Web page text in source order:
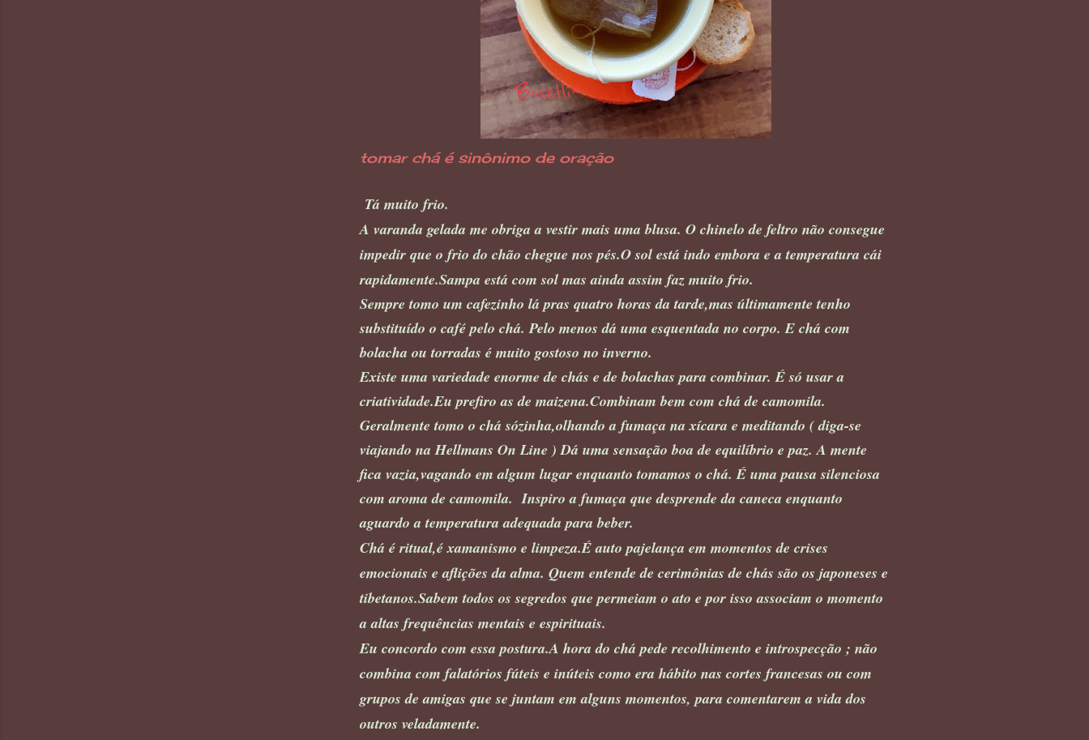
tomar chá é sinônimo de oração
Tá muito frio.
A varanda gelada me obriga a vestir mais uma blusa. O chinelo de feltro não consegue
impedir que o frio do chão chegue nos pés.O sol está indo embora e a temperatura cái
rapidamente.Sampa está com sol mas ainda assim faz muito frio.
Sempre tomo um cafezinho lá pras quatro horas da tarde,mas últimamente tenho
substituído o café pelo chá. Pelo menos dá uma esquentada no corpo. E chá com
bolacha ou torradas é muito gostoso no inverno.
Existe uma variedade enorme de chás e de bolachas para combinar. É só usar a
criatividade.Eu prefiro as de maizena.Combinam bem com chá de camomila.
Geralmente tomo o chá sózinha,olhando a fumaça na xícara e meditando ( diga-se
viajando na Hellmans On Line ) Dá uma sensação boa de equilíbrio e paz. A mente
fica vazia,vagando em algum lugar enquanto tomamos o chá. É uma pausa silenciosa
com aroma de camomila. Inspiro a fumaça que desprende da caneca enquanto
aguardo a temperatura adequada para beber.
Chá é ritual,é xamanismo e limpeza.É auto pajelança em momentos de crises
emocionais e aflições da alma. Quem entende de cerimônias de chás são os japoneses e
tibetanos.Sabem todos os segredos que permeiam o ato e por isso associam o momento
a altas frequências mentais e espirituais.
Eu concordo com essa postura.A hora do chá pede recolhimento e introspecção ; não
combina com falatórios fúteis e inúteis como era hábito nas cortes francesas ou com
grupos de amigas que se juntam em alguns momentos, para comentarem a vida dos
outros veladamente.